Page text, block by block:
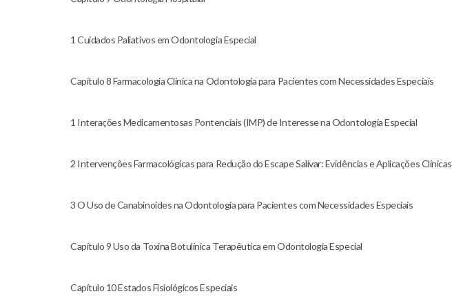
1 Cuidados Paliativos em Odontologia Especial
Capítulo 8 Farmacologia Clínica na Odontologia para Pacientes com Necessidades Especiais
1 Interações Medicamentosas Pontenciais (IMP) de Interesse na Odontologia Especial
2 Intervenções Farmacológicas para Redução do Escape Salivar: Evidências e Aplicações Clínicas
3 O Uso de Canabinoides na Odontologia para Pacientes com Necessidades Especiais
Capítulo 9 Uso da Toxina Botulínica Terapêutica em Odontologia Especial
Capítulo 10 Estados Fisiológicos Especiais